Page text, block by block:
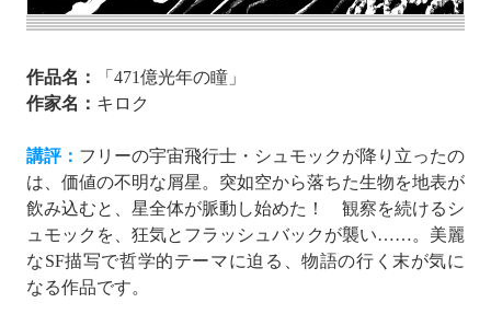
作品名：
「471億光年の瞳」
作家名： キロク
講評： フリーの宇宙飛行士・シュモックが降り立ったの
は、価値の不明な屑星。突如空から落ちた生物を地表が
飲み込むと、星全体が脈動し始めた！ 観察を続けるシ
ュモックを、狂気とフラッシュバックが襲い……。美麗
なSF描写で哲学的テーマに迫る、物語の行く末が気に
なる作品です。